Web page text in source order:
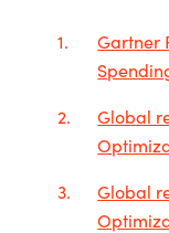
Gartner
Global
Global